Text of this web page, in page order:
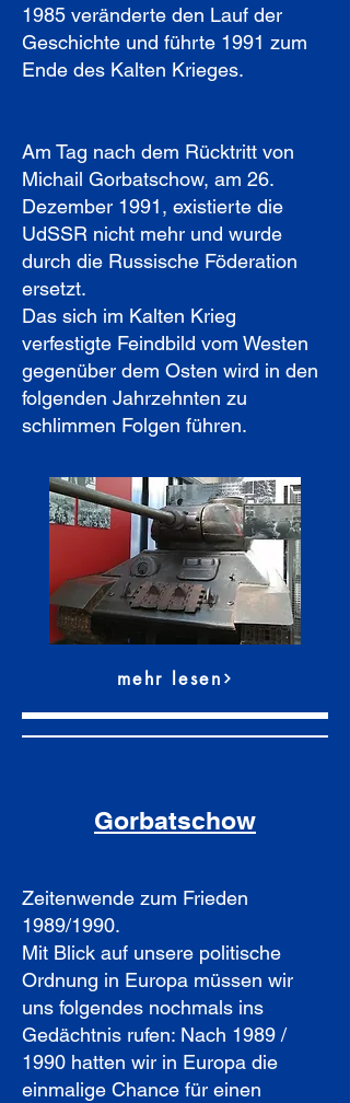
1985 veränderte den Lauf der
Geschichte und führte 1991 zum
Ende des Kalten Krieges.
Am Tag nach dem Rücktritt von
Michail Gorbatschow, am 26.
Dezember 1991, existierte die
UdSSR nicht mehr und wurde
durch die Russische Föderation
ersetzt.
Das sich im Kalten Krieg
verfestigte Feindbild vom Westen
gegenüber dem Osten wird in den
folgenden Jahrzehnten zu
schlimmen Folgen führen.
mehr lesen
Gorbatschow
Zeitenwende zum Frieden
1989/1990.
Mit Blick auf unsere politische
Ordnung in Europa müssen wir
uns folgendes nochmals ins
Gedächtnis rufen: Nach 1989 /
1990 hatten wir in Europa die
einmalige Chance für einen